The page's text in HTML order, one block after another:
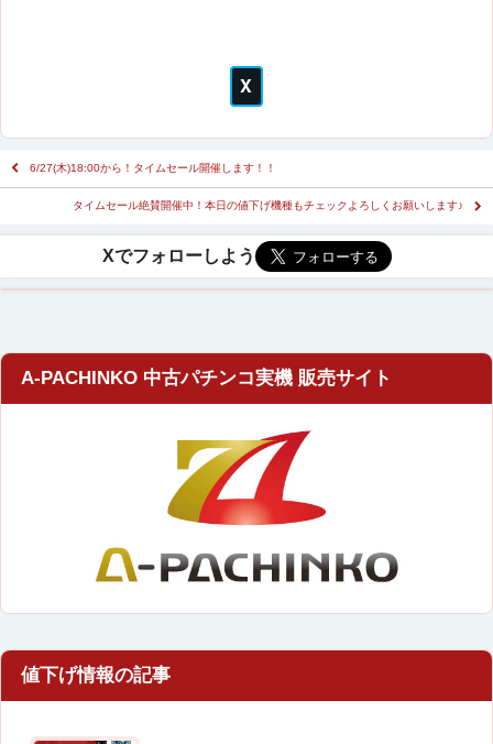
6/27(木)18:00から！タイムセール開催します！！
タイムセール絶賛開催中！本日の値下げ機種もチェックよろしくお願いします♪
A-PACHINKO 中古パチンコ実機 販売サイト